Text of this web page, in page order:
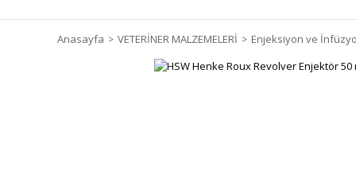
Anasayfa VETERİNER MALZEMELERİ Enjeksiyon ve